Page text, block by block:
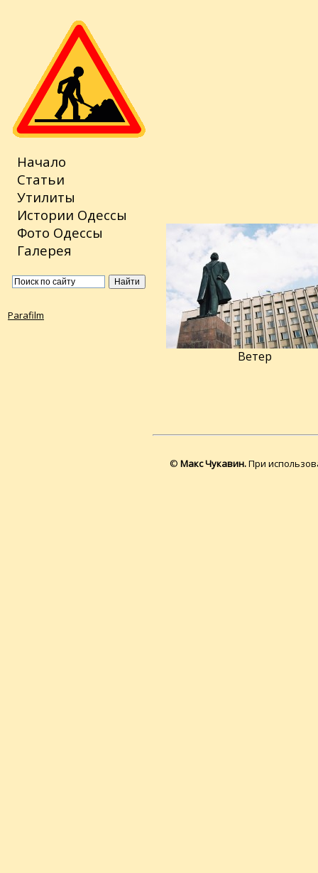
Начало
Статьи
Утилиты
Истории Одессы
Фото Одессы
Галерея
Parafilm
Ветер
© Макс Чукавин.При